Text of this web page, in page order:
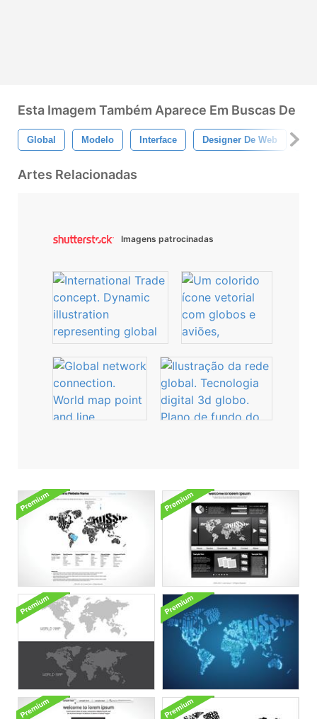
Esta Imagem Também Aparece Em Buscas De
Global Modelo Interface Designer De Web
Artes Relacionadas
Imagens patrocinadas